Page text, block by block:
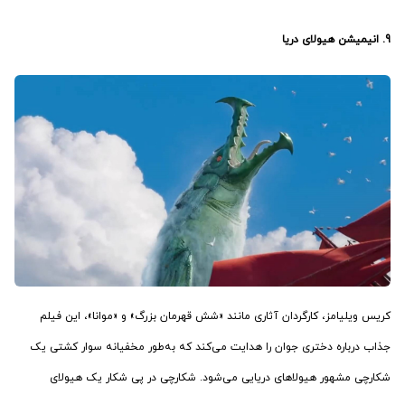
9. انیمیشن هیولای دریا
کریس ویلیامز، کارگردان آثاری مانند «شش قهرمان بزرگ» و «موانا»، این فیلم
جذاب درباره دختری جوان را هدایت می‌کند که به‌طور مخفیانه سوار کشتی یک
شکارچی مشهور هیولاهای دریایی می‌شود. شکارچی در پی شکار یک هیولای